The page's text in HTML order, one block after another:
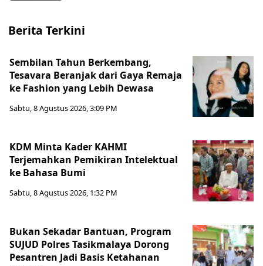
Berita Terkini
Sembilan Tahun Berkembang,
Tesavara Beranjak dari Gaya Remaja
ke Fashion yang Lebih Dewasa
Sabtu, 8 Agustus 2026, 3:09 PM
KDM Minta Kader KAHMI
Terjemahkan Pemikiran Intelektual
ke Bahasa Bumi
Sabtu, 8 Agustus 2026, 1:32 PM
Bukan Sekadar Bantuan, Program
SUJUD Polres Tasikmalaya Dorong
Pesantren Jadi Basis Ketahanan